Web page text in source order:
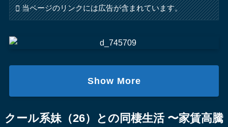
当ページのリンクには広告が含まれています。
Show More
クール系妹（26）との同棲生活 〜家賃高騰